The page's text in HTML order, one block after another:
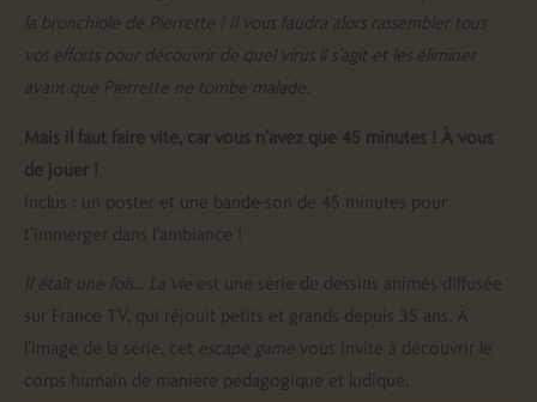
la bronchiole de Pierrette ! Il vous faudra alors rassembler tous
vos efforts pour découvrir de quel virus il s’agit et les éliminer
avant que Pierrette ne tombe malade.
Mais il faut faire vite, car vous n’avez que 45 minutes ! À vous
de jouer !
Inclus : un poster et une bande-son de 45 minutes pour
t’immerger dans l’ambiance !
Il était une fois… La vie est une série de dessins animés diffusée
sur France TV, qui réjouit petits et grands depuis 35 ans. À
l’image de la série, cet escape game vous invite à découvrir le
corps humain de manière pédagogique et ludique.